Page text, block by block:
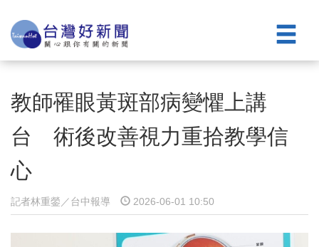
教師罹眼黃斑部病變懼上講
台 術後改善視力重拾教學信
心
記者林重鎣／台中報導 2026-06-01 10:50